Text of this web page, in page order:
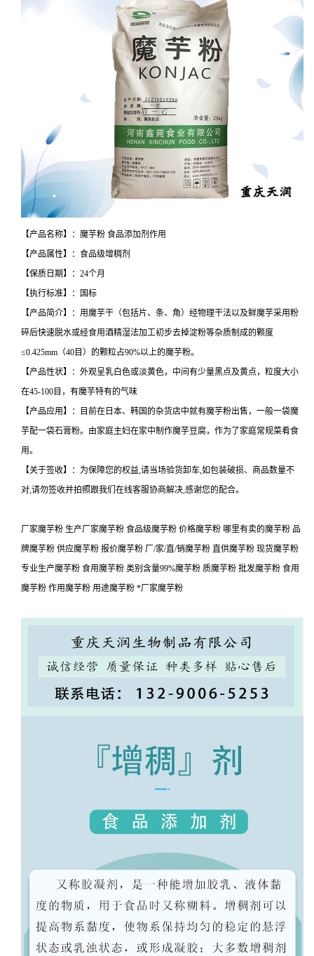
【产品名称】：魔芋粉 食品添加剂作用
【产品属性】：食品级增稠剂
【保质日期】：24个月
【执行标准】：国标
【产品简介】：用魔芋干（包括片、条、角）经物理干法以及鲜魔芋采用粉
碎后快速脱水或经食用酒精湿法加工初步去掉淀粉等杂质制成的颗度
≤0.425mm（40目）的颗粒占90%以上的魔芋粉。
【产品性状】：外观呈乳白色或淡黄色，中间有少量黑点及黄点，粒度大小
在45-100目，有魔芋特有的气味
【产品应用】：目前在日本、韩国的杂货店中就有魔芋粉出售，一般一袋魔
芋配一袋石膏粉。由家庭主妇在家中制作魔芋豆腐，作为了家庭常规菜肴食
用。
【关于签收】：为保障您的权益,请当场验货卸车,如包装破损、商品数量不
对,请勿签收并拍照跟我们在线客服协商解决,感谢您的配合。
厂家魔芋粉 生产厂家魔芋粉 食品级魔芋粉 价格魔芋粉 哪里有卖的魔芋粉 品
牌魔芋粉 供应魔芋粉 报价魔芋粉 厂/家/直/销魔芋粉 直供魔芋粉 现货魔芋粉
专业生产魔芋粉 食用魔芋粉 类别含量99%魔芋粉 质魔芋粉 批发魔芋粉 食用
魔芋粉 作用魔芋粉 用途魔芋粉 *厂家魔芋粉